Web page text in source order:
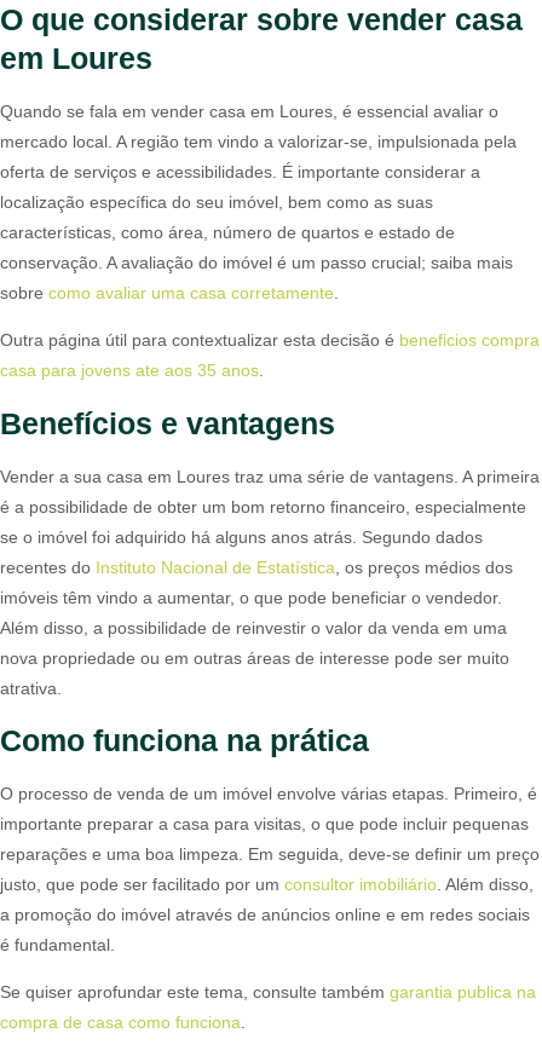
O que considerar sobre vender casa
em Loures
Quando se fala em vender casa em Loures, é essencial avaliar o
mercado local. A região tem vindo a valorizar-se, impulsionada pela
oferta de serviços e acessibilidades. É importante considerar a
localização específica do seu imóvel, bem como as suas
características, como área, número de quartos e estado de
conservação. A avaliação do imóvel é um passo crucial; saiba mais
sobre como avaliar uma casa corretamente
Outra página útil para contextualizar esta decisão é beneficios compra
casa para jovens ate aos 35 anos
Benefícios e vantagens
Vender a sua casa em Loures traz uma série de vantagens. A primeira
é a possibilidade de obter um bom retorno financeiro, especialmente
se o imóvel foi adquirido há alguns anos atrás. Segundo dados
recentes do Instituto Nacional de Estatística , os preços médios dos
imóveis têm vindo a aumentar, o que pode beneficiar o vendedor.
Além disso, a possibilidade de reinvestir o valor da venda em uma
nova propriedade ou em outras áreas de interesse pode ser muito
atrativa.
Como funciona na prática
O processo de venda de um imóvel envolve várias etapas. Primeiro, é
importante preparar a casa para visitas, o que pode incluir pequenas
reparações e uma boa limpeza. Em seguida, deve-se definir um preço
justo, que pode ser facilitado por um consultor imobiliário . Além disso,
a promoção do imóvel através de anúncios online e em redes sociais
é fundamental.
Se quiser aprofundar este tema, consulte também garantia publica na
compra de casa como funciona.